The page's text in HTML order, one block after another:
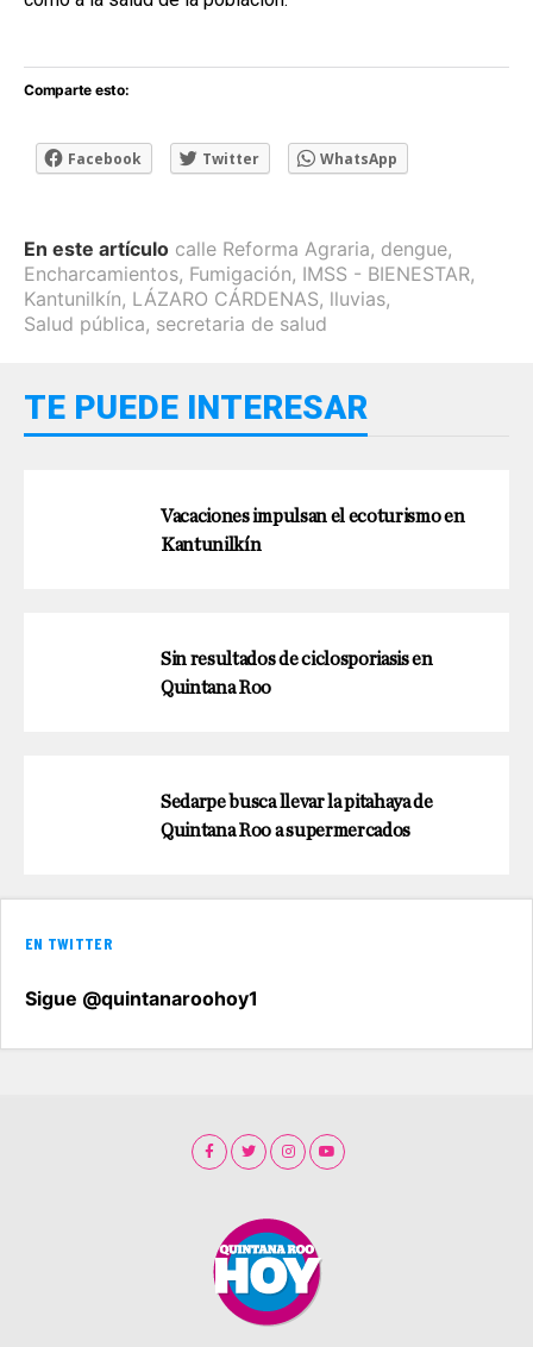
Comparte esto:
Facebook Twitter WhatsApp
En este artículo calle Reforma Agraria, dengue,
Encharcamientos, Fumigación, IMSS - BIENESTAR,
Kantunilkín, LÁZARO CÁRDENAS, lluvias,
Salud pública, secretaria de salud
TE PUEDE INTERESAR
Vacaciones impulsan el ecoturismo en
Kantunilkín
Sin resultados de ciclosporiasis en
Quintana Roo
Sedarpe busca llevar la pitahaya de
Quintana Roo a supermercados
EN TWITTER
Sigue @quintanaroohoy1